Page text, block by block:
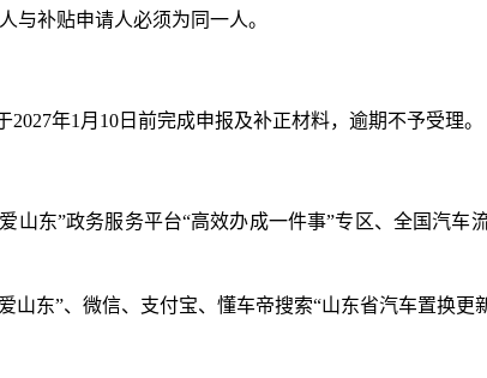
与补贴申请人必须为同一人。
2027年1月10日前完成申报及补正材料，逾期不予受理。
山东”政务服务平台“高效办成一件事”专区、全国汽车
山东”、微信、支付宝、懂车帝搜索“山东省汽车置换更